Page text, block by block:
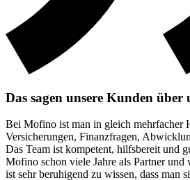
Das sagen unsere Kunden über
Bei Mofino ist man in gleich mehrfacher
Versicherungen, Finanzfragen,
Das Team ist kompetent, hilfsbereit und
Mofino schon viele Jahre als Partner und
ist sehr beruhigend zu wissen, dass man